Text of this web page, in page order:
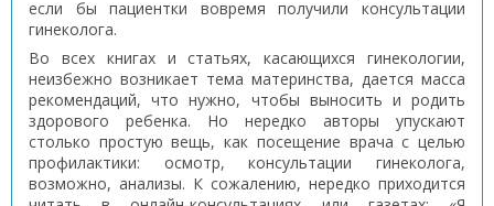
если бы пациентки вовремя получили консультации
гинеколога.
Во всех книгах и статьях, касающихся гинекологии,
неизбежно возникает тема материнства, дается масса
рекомендаций, что нужно, чтобы выносить и родить
здорового ребенка. Но нередко авторы упускают
столько простую вещь, как посещение врача с целью
профилактики: осмотр, консультации гинеколога,
возможно, анализы. К сожалению, нередко приходится